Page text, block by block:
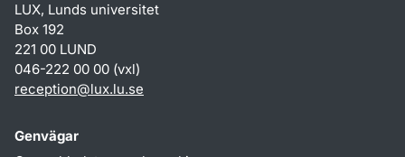
LUX, Lunds universitet
Box 192
221 00 LUND
046-222 00 00 (vxl)
reception@lux.lu.se
Genvägar